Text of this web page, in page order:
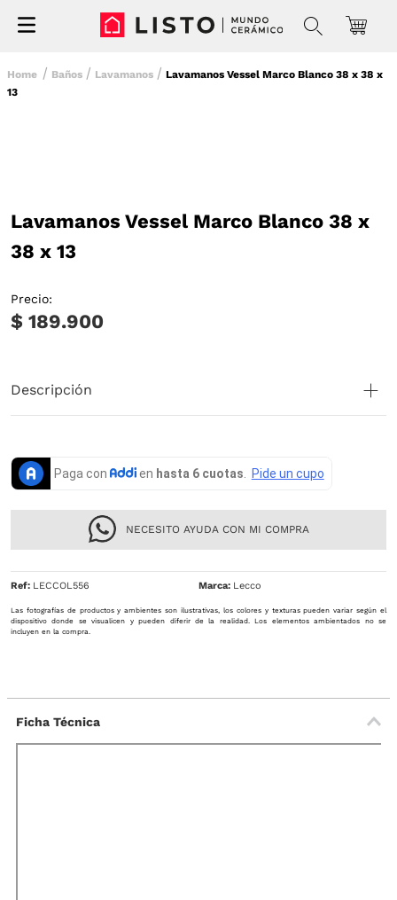
Baños Lavamanos
Lavamanos Vessel Marco Blanco 38 x 38 x
13
Lavamanos Vessel Marco Blanco 38 x
38 x 13
Precio:
$ 189.900
Descripción
NECESITO AYUDA CON MI COMPRA
Ref: LECCOL556 Lecco
Las fotografías de productos y ambientes son ilustrativas, los colores y texturas pueden variar según el
dispositivo donde se visualicen y pueden diferir de la realidad. Los elementos ambientados no se
incluyen en la compra.
Ficha Técnica